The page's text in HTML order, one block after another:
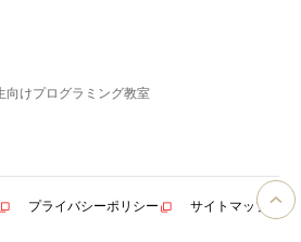
向けプログラミング教室
プライバシーポリシー サイトマップ